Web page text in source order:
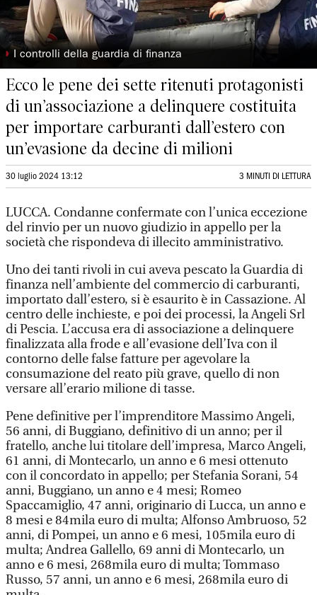
◗ I controlli della guardia di finanza
Ecco le pene dei sette ritenuti protagonisti
di un’associazione a delinquere costituita
per importare carburanti dall’estero con
un’evasione da decine di milioni
30 luglio 2024 13:12 3 MINUTI DI LETTURA
LUCCA. Condanne confermate con l’unica eccezione
del rinvio per un nuovo giudizio in appello per la
società che rispondeva di illecito amministrativo.
Uno dei tanti rivoli in cui aveva pescato la Guardia di
finanza nell’ambiente del commercio di carburanti,
importato dall’estero, si è esaurito è in Cassazione. Al
centro delle inchieste, e poi dei processi, la Angeli Srl
di Pescia. L’accusa era di associazione a delinquere
finalizzata alla frode e all’evasione dell’Iva con il
contorno delle false fatture per agevolare la
consumazione del reato più grave, quello di non
versare all’erario milione di tasse.
Pene definitive per l’imprenditore Massimo Angeli,
56 anni, di Buggiano, definitivo di un anno; per il
fratello, anche lui titolare dell’impresa, Marco Angeli,
61 anni, di Montecarlo, un anno e 6 mesi ottenuto
con il concordato in appello; per Stefania Sorani, 54
anni, Buggiano, un anno e 4 mesi; Romeo
Spaccamiglio, 47 anni, originario di Lucca, un anno e
8 mesi e 84mila euro di multa; Alfonso Ambruoso, 52
anni, di Pompei, un anno e 6 mesi, 105mila euro di
multa; Andrea Gallello, 69 anni di Montecarlo, un
anno e 6 mesi, 268mila euro di multa; Tommaso
Russo, 57 anni, un anno e 6 mesi, 268mila euro di